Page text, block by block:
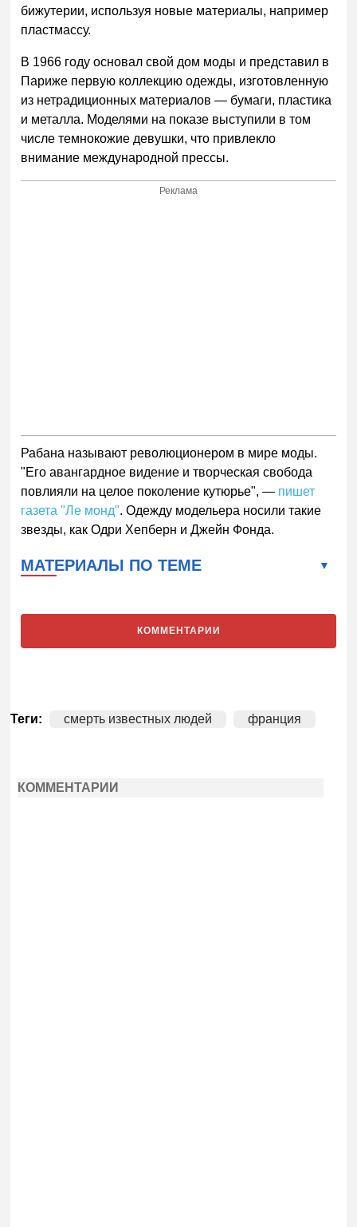
бижутерии, используя новые материалы, например
пластмассу.
В 1966 году основал свой дом моды и представил в
Париже первую коллекцию одежды, изготовленную
из нетрадиционных материалов — бумаги, пластика
и металла. Моделями на показе выступили в том
числе темнокожие девушки, что привлекло
внимание международной прессы.
Реклама
Рабана называют революционером в мире моды.
"Его авангардное видение и творческая свобода
повлияли на целое поколение кутюрье", — пишет
газета "Ле монд". Одежду модельера носили такие
звезды, как Одри Хепберн и Джейн Фонда.
МАТЕРИАЛЫ ПО ТЕМЕ
КОММЕНТАРИИ
Теги: смерть известных людей франция
КОММЕНТАРИИ